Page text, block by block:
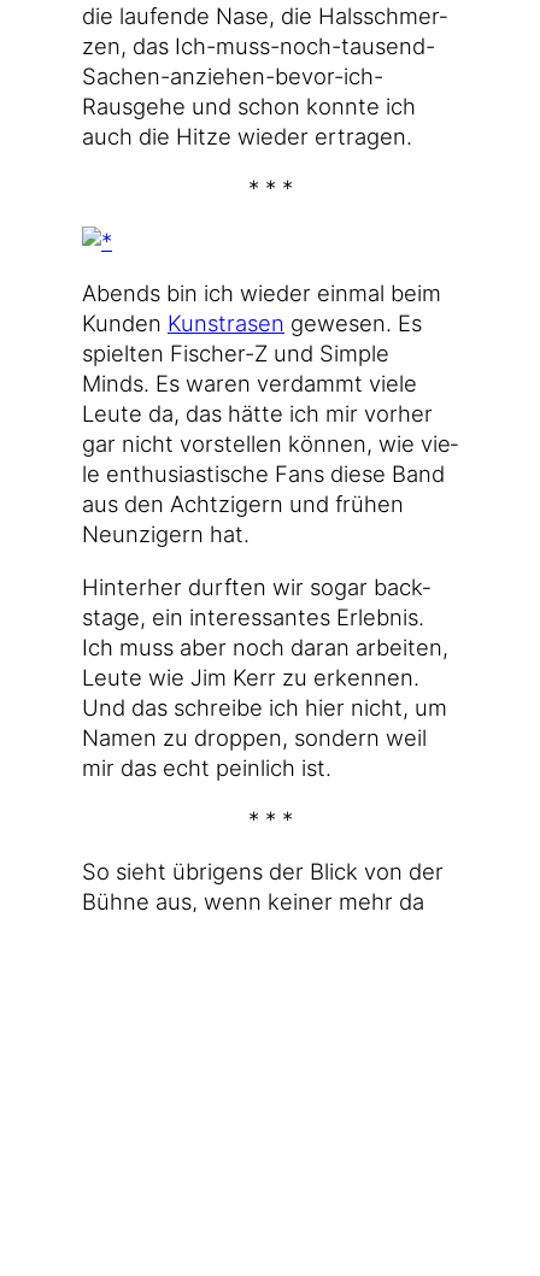
die lau­fen­de Nase, die Hals­schmer­
zen, das Ich-muss-noch-tausend-
Sachen-anziehen-bevor-ich-
Rausgehe und schon konn­te ich
auch die Hit­ze wie­der ertragen.
* * *
Abends bin ich wie­der ein­mal beim
Kun­den Kunst­ra­sen gewe­sen. Es
spiel­ten Fischer-Z und Simp­le
Minds. Es waren ver­dammt vie­le
Leu­te da, das hät­te ich mir vor­her
gar nicht vor­stel­len kön­nen, wie vie­
le enthu­si­as­ti­sche Fans die­se Band
aus den Acht­zi­gern und frü­hen
Neun­zi­gern hat.
Hin­ter­her durf­ten wir sogar back­
stage, ein inter­es­san­tes Erleb­nis.
Ich muss aber noch dar­an arbei­ten,
Leu­te wie Jim Kerr zu erken­nen.
Und das schrei­be ich hier nicht, um
Namen zu drop­pen, son­dern weil
mir das echt pein­lich ist.
* * *
So sieht übri­gens der Blick von der
Büh­ne aus, wenn kei­ner mehr da